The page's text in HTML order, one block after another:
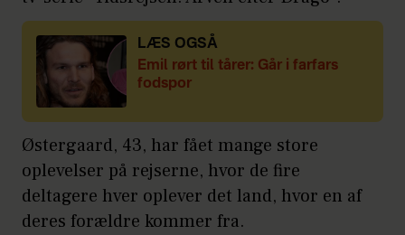
LÆS OGSÅ
Emil rørt til tårer: Går i farfars
fodspor
Østergaard, 43, har fået mange store
oplevelser på rejserne, hvor de fire
deltagere hver oplever det land, hvor en af
deres forældre kommer fra.